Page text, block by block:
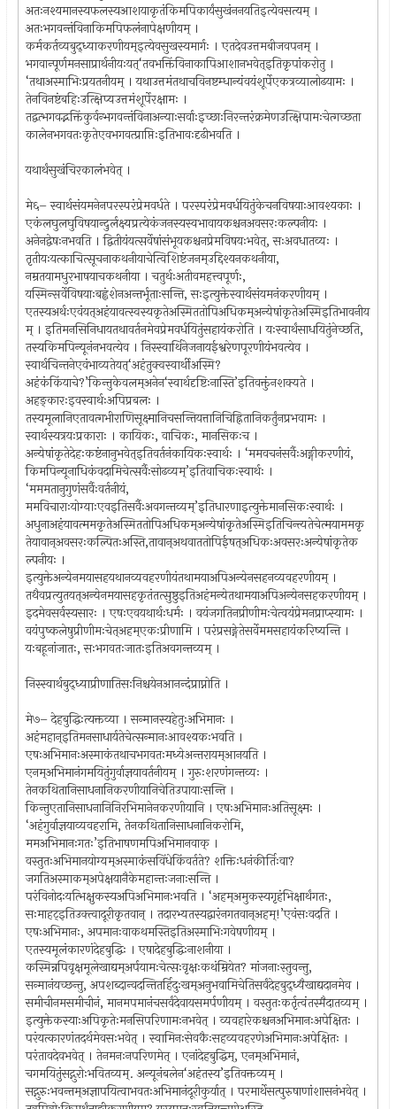
अतःनश्यमानस्यफलस्यआशयाकृतंकिमपिकार्यंसुखंननयतिइत्येवसत्यम् ।
अतःभगवन्तंविनाकिमपिफलंनापेक्षणीयम् ।
कर्मकर्तव्यबुद्ध्याकरणीयम्इत्येवसुखस्यमार्गः । एतदेवउत्तमबीजवपनम् ।
भगवान्पूर्णमनसाप्रार्थनीयःयत्‘तवभक्तिंविनाकापिआशानभवेत्इतिकृपांकरोतु ।
‘तथाअस्माभिःप्रयतनीयम् । यथाउत्तमंतथाचविनष्टम्धान्यंवयंशूर्पेएकत्रव्यालोढयामः ।
तेनविनष्टंबहिःउत्क्षिप्यउत्तमंशूर्पेरक्षामः ।
तद्वत्भगवद्भक्तिंकुर्वन्भगवन्तंविनाअन्याःसर्वाःइच्छाःनिरन्तरंक्रमेणउत्क्षिपामःचेत्गच्छता
कालेनभगवतःकृतेएवभगवत्प्राप्तिःइतिभावःदृढीभवति ।
यथार्थंसुखंचिरकालंभवेत् ।
मे६– स्वार्थसंयमनेनपरस्परंप्रेमवर्धते । परस्परंप्रेमवर्धयितुंकेचनविषयाःआवश्यकाः ।
एकंलघुलघुविषयान्दुर्लक्ष्यप्रत्येकंजनस्यस्वभावायकश्चनअवसरःकल्पनीयः ।
अनेनद्वेषःनभवति । द्वितीयंयत्सर्वेषांसंभूयकश्चनप्रेमविषयःभवेत्, सःअवधातव्यः ।
तृतीयःयत्काचित्सूचनाकथनीयाचेत्विशिष्टंजनम्उद्दिश्यनकथनीया,
नम्रतयामधुरभाषयाचकथनीया । चतुर्थःअतीवमहत्त्वपूर्णः,
यस्मिन्सर्वेविषयाःबह्वंशेनअन्तर्भूताःसन्ति, सःइत्युक्तेस्वार्थसंयमनंकरणीयम् ।
एतस्यअर्थःएवंयत्अहंयावत्स्वस्यकृतेअस्मिततोपिअधिकम्अन्येषांकृतेअस्मिइतिभावनीय
म् । इतिमनसिनिधायतथावर्तनमेवप्रेमवर्धयितुंसहायंकरोति । यःस्वार्थंसाधयितुंनेच्छति,
तस्यकिमपिन्यूनंनभवत्येव । निस्स्वार्थिनेजनायईश्वरेणपूरणीयंभवत्येव ।
स्वार्थचिन्तनेएवंभाव्यतेयत्‘अहंतुक्वस्वार्थीअस्मि?
अहंकंकिंयाचे?’किन्तुकेवलम्अनेन‘स्वार्थदृष्टिःनास्ति’इतिवक्तुंनशक्यते ।
अहङ्कारःइवस्वार्थःअपिप्रबलः ।
तस्यमूलानिएतावत्गभीराणिसूक्ष्मानिचसन्तियत्तानिचिह्नितानिकर्तुंनप्रभवामः ।
स्वार्थस्यत्रयःप्रकाराः । कायिकः, वाचिकः, मानसिकःच ।
अन्येषांकृतेदेहःकष्टंनानुभवेत्इतिवर्तनंकायिकःस्वार्थः । ‘ममवचनंसर्वैःअङ्गीकरणीयं,
किमपिन्यूनाधिकंवदामिचेत्सर्वैःसोढव्यम्’इतिवाचिकःस्वार्थः ।
‘मममतानुगुणंसर्वैःवर्तनीयं,
ममविचाराःयोग्याःएवइतिसर्वैःअवगन्तव्यम्’इतिधारणाइत्युक्तेमानसिकःस्वार्थः ।
अधुनाअहंयावत्ममकृतेअस्मिततोपिअधिकम्अन्येषांकृतेअस्मिइतिचिन्त्यतेचेत्मयाममकृ
तेयावान्अवसरःकल्पितःअस्ति,तावान्अथवाततोपिईषत्अधिकःअवसरःअन्येषांकृतेक
ल्पनीयः ।
इत्युक्तेअन्येनमयासहयथानव्यवहरणीयंतथामयाअपिअन्येनसहनव्यवहरणीयम् ।
तथैवप्रत्युतयत्अन्येनमयासहकृतंतत्सुष्ठुइतिअहंमन्येतथामयाअपिअन्येनसहकरणीयम् ।
इदमेवसर्वस्यसारः । एषःएवयथार्थःधर्मः । वयंजगतिनप्रीणीमःचेत्वयंप्रेमनप्राप्स्यामः ।
वयंपुष्कलेषुप्रीणीमःचेत्अहम्एकःप्रीणामि । परंप्रसङ्गेतेसर्वेममसहायंकरिष्यन्ति ।
यःबहूनांजातः, सःभगवतःजातःइतिअवगन्तव्यम् ।
निस्स्वार्थबुद्ध्याप्रीणातिसःनिश्चयेनआनन्दंप्राप्नोति ।
मे७– देहबुद्धिःत्यक्तव्या । सन्मानस्यहेतुःअभिमानः ।
अहंमहान्इतिमनसाधार्यतेचेत्सन्मानःआवश्यकःभवति ।
एषःअभिमानःअस्माकंतथाचभगवतःमध्येअन्तरायम्आनयति ।
एनम्अभिमानंगमयितुंगुर्वाज्ञयावर्तनीयम् । गुरुःशरणंगन्तव्यः ।
तेनकथितानिसाधनानिकरणीयानिचेतिउपायाःसन्ति ।
किन्तुएतानिसाधनानिनिरभिमानेनकरणीयानि । एषःअभिमानःअतिसूक्ष्मः ।
‘अहंगुर्वाज्ञयाव्यवहरामि, तेनकथितानिसाधनानिकरोमि,
ममअभिमानःगतः’इतिभाषणमपिअभिमानवाक् ।
वस्तुतःअभिमानयोग्यम्अस्माकंसविंधेकिंवर्तते? शक्तिःधनंकीर्तिःवा?
जगतिअस्माकम्अपेक्षयानैकेमहान्तःजनाःसन्ति ।
परंविनोदःयत्भिक्षुकस्यअपिअभिमानःभवति । ‘अहम्अमुकस्यगृहंभिक्षार्थंगतः,
सःमाहट्इतिउक्त्वादूरीकृतवान् । तदारभ्यतस्यद्वारंनगतवान्अहम्!’एवंसःवदति ।
एषःअभिमानः, अपमानःवाकथमस्तिइतिअस्माभिःगवेषणीयम् ।
एतस्यमूलंकारणंदेहबुद्धिः । एषादेहबुद्धिःनाशनीया ।
कस्मिन्नपिवृक्षमूलेखाद्यम्अर्पयामःचेत्सःवृक्षःकथंम्रियेत? मांजनाःस्तुवन्तु,
सन्मानंयच्छन्तु, अपशब्दान्वदन्तितर्हिदुःखम्अनुभवामिचेतिसर्वंदेहबुद्ध्यैखाद्यदानमेव ।
समीचीनमसमीचीनं, मानमपमानंचसर्वंदेवायसमर्पणीयम् । वस्तुतःकर्तृत्वंतस्मैदातव्यम् ।
इत्युक्तेकस्याःअपिकृतेःमनसिपरिणामःनभवेत् । व्यवहारेकश्चनअभिमानःअपेक्षितः ।
परंयत्कारणंतदर्थमेवसःभवेत् । स्वामिनःसेवकैःसहव्यवहरणेअभिमानःअपेक्षितः ।
परंतावदेवभवेत् । तेनमनःनपरिणमेत् । एनांदेहबुद्धिम्, एनम्अभिमानं,
चगमयितुंसद्गुरोःभवितव्यम्. अन्यूनंबलेन‘अहंतस्य’इतिवक्तव्यम् ।
सद्गुरुःभवन्तम्अज्ञापयित्वाभवतःअभिमानंदूरीकुर्यात् । परमार्थेसत्पुरुषाणांशासनंभवेत् ।